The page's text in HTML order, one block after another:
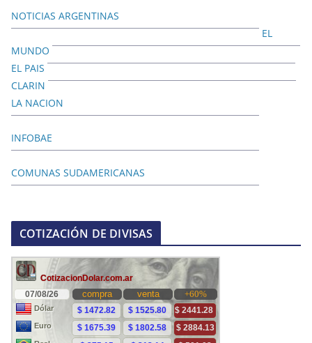
NOTICIAS ARGENTINAS
EL
MUNDO
EL PAIS
CLARIN
LA NACION
INFOBAE
COMUNAS SUDAMERICANAS
COTIZACIÓN DE DIVISAS